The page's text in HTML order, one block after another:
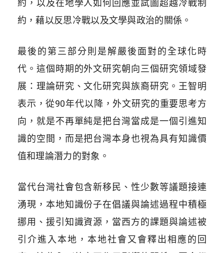
約，以及在地學人如何回應並試圖超越冷戰制
約，藉以反思冷戰以及文學與政治的關係。
最後的第三部分則是解嚴後面對的全球化時
代。這個時期的外文研究朝向三個研究領域發
展：理論研究、文化研究與族裔研究。王智明
表示，從90年代以降，外文研究的重要思考方
向，就是不再單純是把台灣當成是一個引進知
識的空間，而是把台灣本身也視為具有知識價
值和理論潛力的對象。
當代台灣社會包含新移民、性少數等議題接連
湧現，本地知識份子在倡議與論述過程中積極
挪用、援引知識資源，當西方的課題與論述被
引介進入本地，本地社會又會釋出相應的回